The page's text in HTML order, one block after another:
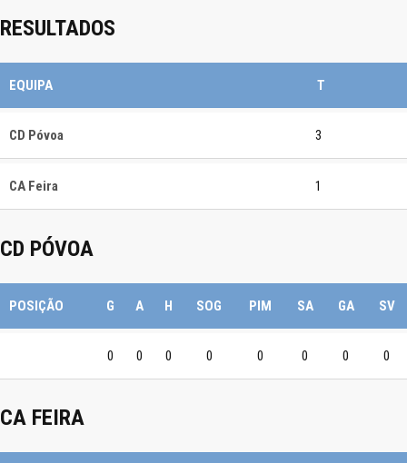
RESULTADOS
EQUIPA T
CD Póvoa 3
CA Feira 1
CD PÓVOA
POSIÇÃO G A H SOG PIM SA GA SV
0 0 0 0 0 0 0 0
CA FEIRA